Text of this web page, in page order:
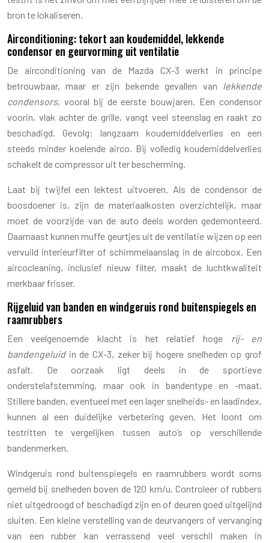
bron te lokaliseren.
Airconditioning: tekort aan koudemiddel, lekkende
condensor en geurvorming uit ventilatie
De airconditioning van de Mazda CX-3 werkt in principe
betrouwbaar, maar er zijn bekende gevallen van lekkende
condensors, vooral bij de eerste bouwjaren. Een condensor
voorin, vlak achter de grille, vangt veel steenslag en raakt zo
beschadigd. Gevolg: langzaam koudemiddelverlies en een
steeds minder koelende airco. Bij volledig koudemiddelverlies
schakelt de compressor uit ter bescherming.
Laat bij twijfel een lektest uitvoeren. Als de condensor de
boosdoener is, zijn de materiaalkosten overzichtelijk, maar
moet de voorzijde van de auto deels worden gedemonteerd.
Daarnaast kunnen muffe geurtjes uit de ventilatie wijzen op een
vervuild interieurfilter of schimmelaanslag in de aircobox. Een
aircocleaning, inclusief nieuw filter, maakt de luchtkwaliteit
merkbaar frisser.
Rijgeluid van banden en windgeruis rond buitenspiegels en
raamrubbers
Een veelgenoemde klacht is het relatief hoge rij- en
bandengeluidin de CX-3, zeker bij hogere snelheden op grof
asfalt. De oorzaak ligt deels in de sportieve
onderstelafstemming, maar ook in bandentype en -maat.
Stillere banden, eventueel met een lager snelheids- en laadindex,
kunnen al een duidelijke verbetering geven. Het loont om
testritten te vergelijken tussen auto’s op verschillende
bandenmerken.
Windgeruis rond buitenspiegels en raamrubbers wordt soms
gemeld bij snelheden boven de 120 km/u. Controleer of rubbers
niet uitgedroogd of beschadigd zijn en of deuren goed uitgelijnd
sluiten. Een kleine verstelling van de deurvangers of vervanging
van een rubber kan verrassend veel verschil maken in